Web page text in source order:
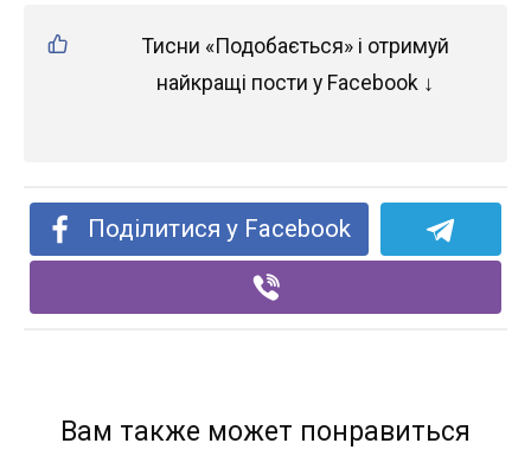
Тисни «Подобається» і отримуй
найкращі пости у Facebook ↓
Поділитися у Facebook
Вам также может понравиться